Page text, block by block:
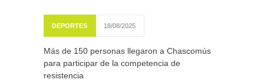
DEPORTES 18/08/2025
Más de 150 personas llegaron a Chascomús
para participar de la competencia de
resistencia